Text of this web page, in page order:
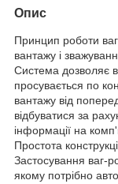
Опис
Принцип роботи
вантажу і
Система дозволяє
просувається по
вантажу від
відбуватися за
інформації на
Простота
Застосування ваг-
якому потрібно